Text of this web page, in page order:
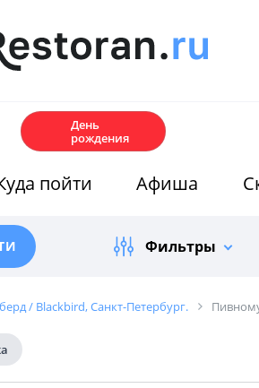
День
рождения
пойти Афиша
Фильтры
/ Blackbird, Санкт-Петербург.